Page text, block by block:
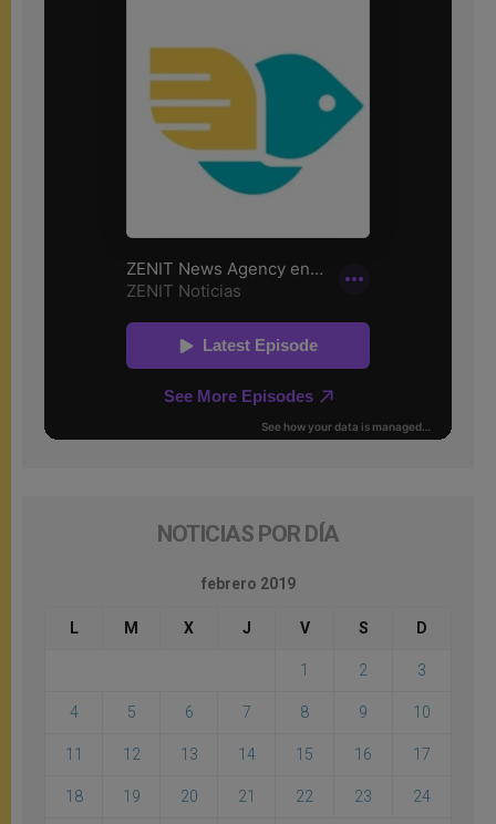
NOTICIAS POR DÍA
febrero 2019
L M X J V S D
1 2 3
4 5 6 7 8 9 10
11 12 13 14 15 16 17
18 19 20 21 22 23 24